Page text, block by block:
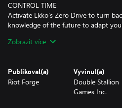
CONTROL TIME
Activate Ekko’s Zero Drive to turn
knowledge of the future to adapt
rewards precise timing and positioning.
Run, leap, and slide your way
champions, face down enemies, and
sides of the Undercity.
Zobrazit více
Publikoval(a)
Riot Forge
Vyvinul(a)
Double Stallion
Games Inc.